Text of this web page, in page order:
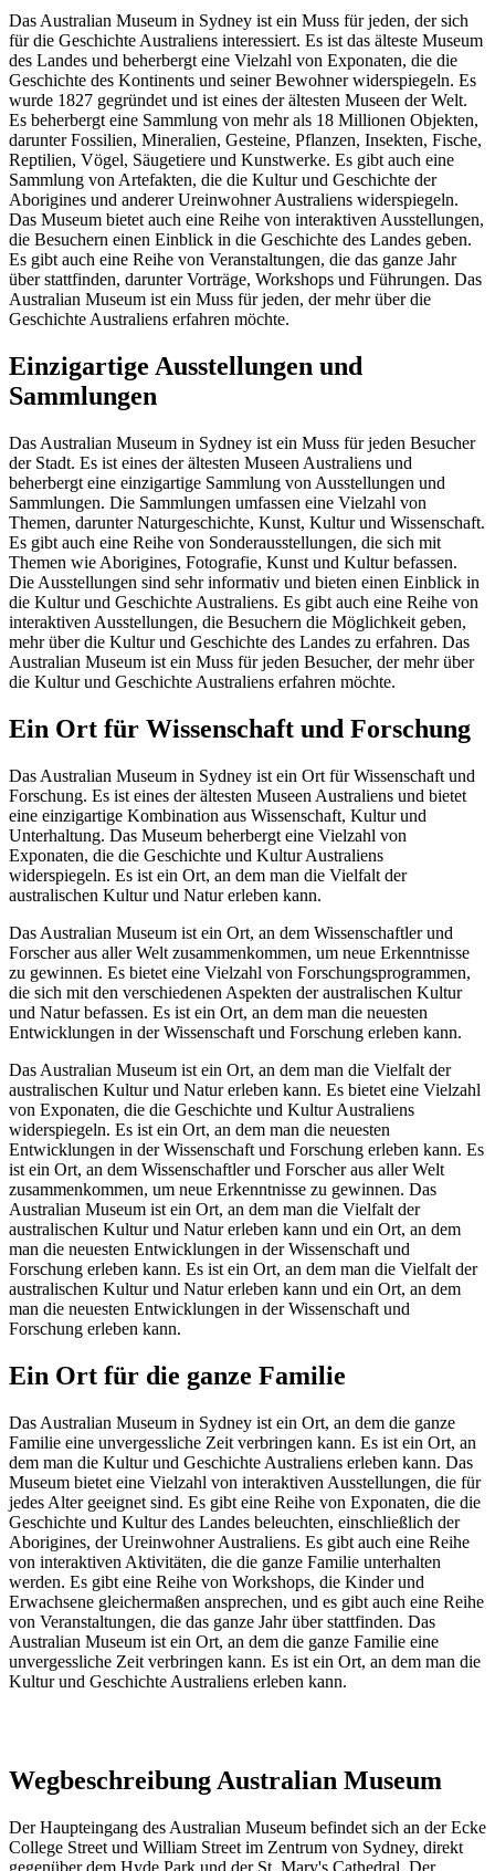
Das Australian Museum in Sydney ist ein Muss für jeden, der sich
für die Geschichte Australiens interessiert. Es ist das älteste Museum
des Landes und beherbergt eine Vielzahl von Exponaten, die die
Geschichte des Kontinents und seiner Bewohner widerspiegeln. Es
wurde 1827 gegründet und ist eines der ältesten Museen der Welt.
Es beherbergt eine Sammlung von mehr als 18 Millionen Objekten,
darunter Fossilien, Mineralien, Gesteine, Pflanzen, Insekten, Fische,
Reptilien, Vögel, Säugetiere und Kunstwerke. Es gibt auch eine
Sammlung von Artefakten, die die Kultur und Geschichte der
Aborigines und anderer Ureinwohner Australiens widerspiegeln.
Das Museum bietet auch eine Reihe von interaktiven Ausstellungen,
die Besuchern einen Einblick in die Geschichte des Landes geben.
Es gibt auch eine Reihe von Veranstaltungen, die das ganze Jahr
über stattfinden, darunter Vorträge, Workshops und Führungen. Das
Australian Museum ist ein Muss für jeden, der mehr über die
Geschichte Australiens erfahren möchte.
Einzigartige Ausstellungen und
Sammlungen
Das Australian Museum in Sydney ist ein Muss für jeden Besucher
der Stadt. Es ist eines der ältesten Museen Australiens und
beherbergt eine einzigartige Sammlung von Ausstellungen und
Sammlungen. Die Sammlungen umfassen eine Vielzahl von
Themen, darunter Naturgeschichte, Kunst, Kultur und Wissenschaft.
Es gibt auch eine Reihe von Sonderausstellungen, die sich mit
Themen wie Aborigines, Fotografie, Kunst und Kultur befassen.
Die Ausstellungen sind sehr informativ und bieten einen Einblick in
die Kultur und Geschichte Australiens. Es gibt auch eine Reihe von
interaktiven Ausstellungen, die Besuchern die Möglichkeit geben,
mehr über die Kultur und Geschichte des Landes zu erfahren. Das
Australian Museum ist ein Muss für jeden Besucher, der mehr über
die Kultur und Geschichte Australiens erfahren möchte.
Ein Ort für Wissenschaft und Forschung
Das Australian Museum in Sydney ist ein Ort für Wissenschaft und
Forschung. Es ist eines der ältesten Museen Australiens und bietet
eine einzigartige Kombination aus Wissenschaft, Kultur und
Unterhaltung. Das Museum beherbergt eine Vielzahl von
Exponaten, die die Geschichte und Kultur Australiens
widerspiegeln. Es ist ein Ort, an dem man die Vielfalt der
australischen Kultur und Natur erleben kann.
Das Australian Museum ist ein Ort, an dem Wissenschaftler und
Forscher aus aller Welt zusammenkommen, um neue Erkenntnisse
zu gewinnen. Es bietet eine Vielzahl von Forschungsprogrammen,
die sich mit den verschiedenen Aspekten der australischen Kultur
und Natur befassen. Es ist ein Ort, an dem man die neuesten
Entwicklungen in der Wissenschaft und Forschung erleben kann.
Das Australian Museum ist ein Ort, an dem man die Vielfalt der
australischen Kultur und Natur erleben kann. Es bietet eine Vielzahl
von Exponaten, die die Geschichte und Kultur Australiens
widerspiegeln. Es ist ein Ort, an dem man die neuesten
Entwicklungen in der Wissenschaft und Forschung erleben kann. Es
ist ein Ort, an dem Wissenschaftler und Forscher aus aller Welt
zusammenkommen, um neue Erkenntnisse zu gewinnen. Das
Australian Museum ist ein Ort, an dem man die Vielfalt der
australischen Kultur und Natur erleben kann und ein Ort, an dem
man die neuesten Entwicklungen in der Wissenschaft und
Forschung erleben kann. Es ist ein Ort, an dem man die Vielfalt der
australischen Kultur und Natur erleben kann und ein Ort, an dem
man die neuesten Entwicklungen in der Wissenschaft und
Forschung erleben kann.
Ein Ort für die ganze Familie
Das Australian Museum in Sydney ist ein Ort, an dem die ganze
Familie eine unvergessliche Zeit verbringen kann. Es ist ein Ort, an
dem man die Kultur und Geschichte Australiens erleben kann. Das
Museum bietet eine Vielzahl von interaktiven Ausstellungen, die für
jedes Alter geeignet sind. Es gibt eine Reihe von Exponaten, die die
Geschichte und Kultur des Landes beleuchten, einschließlich der
Aborigines, der Ureinwohner Australiens. Es gibt auch eine Reihe
von interaktiven Aktivitäten, die die ganze Familie unterhalten
werden. Es gibt eine Reihe von Workshops, die Kinder und
Erwachsene gleichermaßen ansprechen, und es gibt auch eine Reihe
von Veranstaltungen, die das ganze Jahr über stattfinden. Das
Australian Museum ist ein Ort, an dem die ganze Familie eine
unvergessliche Zeit verbringen kann. Es ist ein Ort, an dem man die
Kultur und Geschichte Australiens erleben kann.
Wegbeschreibung Australian Museum
Der Haupteingang des Australian Museum befindet sich an der Ecke
College Street und William Street im Zentrum von Sydney, direkt
gegenüber dem Hyde Park und der St. Mary's Cathedral. Der